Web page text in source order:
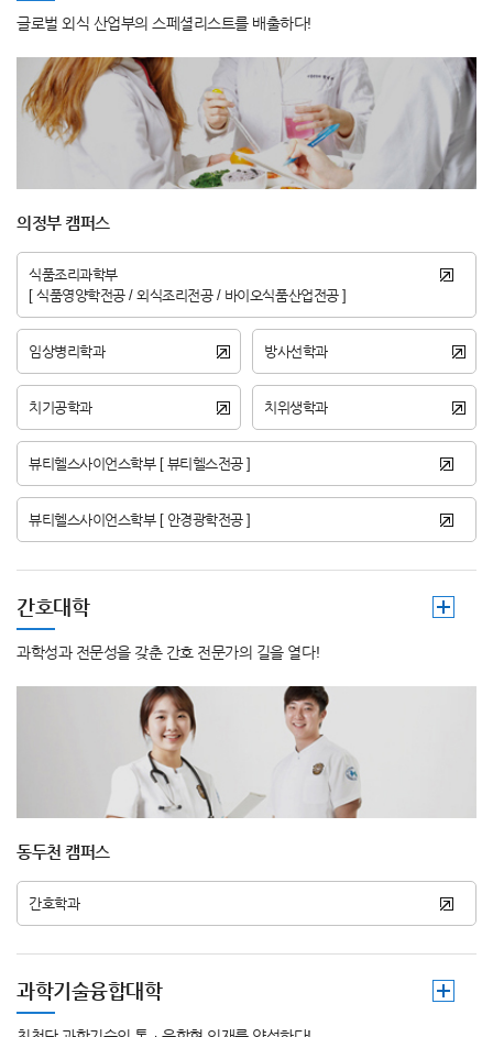
글로벌 외식 산업부의 스페셜리스트를 배출하다!
의정부 캠퍼스
식품조리과학부
[ 식품영양학전공 / 외식조리전공 / 바이오식품산업전공 ]
임상병리학과 방사선학과
치기공학과 치위생학과
뷰티헬스사이언스학부 [ 뷰티헬스전공 ]
뷰티헬스사이언스학부 [ 안경광학전공 ]
간호대학
과학성과 전문성을 갖춘 간호 전문가의 길을 열다!
동두천 캠퍼스
간호학과
과학기술융합대학